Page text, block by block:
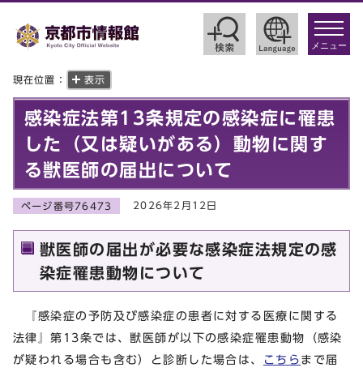
toggle
メニュー
現在位置： 表示
感染症法第13条規定の感染症に罹患
した（又は疑いがある）動物に関す
る獣医師の届出について
ページ番号76473 2026年2月12日
獣医師の届出が必要な感染症法規定の感
染症罹患動物について
『感染症の予防及び感染症の患者に対する医療に関する
法律』第13条では、獣医師が以下の感染症罹患動物（感染
が疑われる場合も含む）と診断した場合は、
こちら まで届